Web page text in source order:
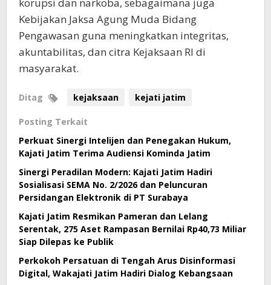
Kebijakan Jaksa Agung Muda Bidang
Pengawasan guna meningkatkan integritas,
akuntabilitas, dan citra Kejaksaan RI di
masyarakat.
Ditag kejaksaan kejati jatim
Posting Terkait
Perkuat Sinergi Intelijen dan Penegakan Hukum,
Kajati Jatim Terima Audiensi Kominda Jatim
Sinergi Peradilan Modern: Kajati Jatim Hadiri
Sosialisasi SEMA No. 2/2026 dan Peluncuran
Persidangan Elektronik di PT Surabaya
Kajati Jatim Resmikan Pameran dan Lelang
Serentak, 275 Aset Rampasan Bernilai Rp40,73 Miliar
Siap Dilepas ke Publik
Perkokoh Persatuan di Tengah Arus Disinformasi
Digital, Wakajati Jatim Hadiri Dialog Kebangsaan